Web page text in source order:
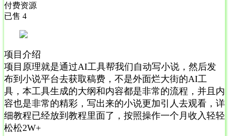
付费资源
已售 4
项目介绍
项目原理就是通过AI工具帮我们自动写小说，然后发
布到小说平台去获取稿费，不是外面烂大街的AI工
具，本工具生成的大纲和内容都是非常的流程，并且内
容也是非常的精彩，写出来的小说更加引人去观看，详
细教程已经放到教程里面了，按照操作一个月收入轻轻
松松2W+